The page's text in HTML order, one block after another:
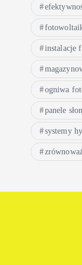
instalacje
ogniwa
panele
systemy